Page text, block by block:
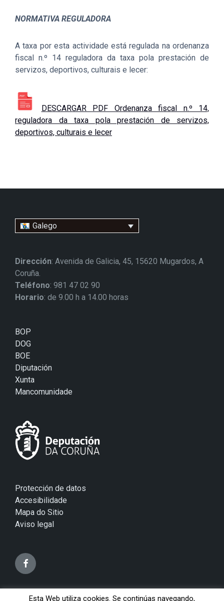
NORMATIVA REGULADORA
A taxa por esta actividade está regulada na ordenanza
fiscal n.º 14 reguladora da taxa pola prestación de
servizos, deportivos, culturais e lecer:
DESCARGAR PDF Ordenanza fiscal n.º 14,
reguladora da taxa pola prestación de servizos,
deportivos, culturais e lecer
Galego
Dirección: Avenida de Galicia, 45, 15620 Mugardos, A
Coruña.
Teléfono: 981 47 02 90
Horario: de 9.00 h a 14.00 horas
BOP
DOG
BOE
Diputación
Xunta
Mancomunidade
Protección de datos
Accesibilidade
Mapa do Sitio
Aviso legal
Esta Web utiliza cookies. Se continúas navegando,